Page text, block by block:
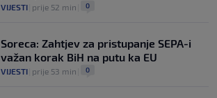
VIJESTI prije 52 min 0
Soreca: Zahtjev za pristupanje SEPA-i
važan korak BiH na putu ka EU
VIJESTI prije 53 min 0